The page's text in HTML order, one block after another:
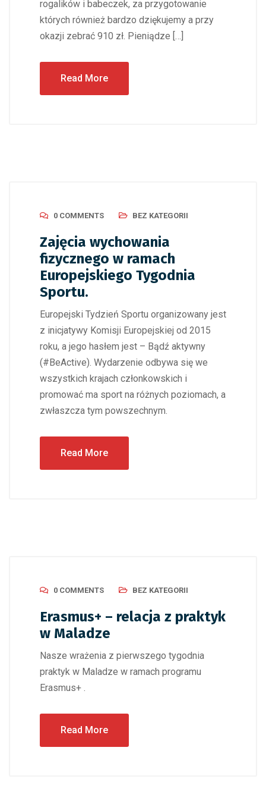
rogalików i babeczek, za przygotowanie
których również bardzo dziękujemy a przy
okazji zebrać 910 zł. Pieniądze […]
Read More
0 COMMENTS BEZ KATEGORII
Zajęcia wychowania
fizycznego w ramach
Europejskiego Tygodnia
Sportu.
Europejski Tydzień Sportu organizowany jest
z inicjatywy Komisji Europejskiej od 2015
roku, a jego hasłem jest – Bądź aktywny
(#BeActive). Wydarzenie odbywa się we
wszystkich krajach członkowskich i
promować ma sport na różnych poziomach, a
zwłaszcza tym powszechnym.
Read More
0 COMMENTS BEZ KATEGORII
Erasmus+ – relacja z praktyk
w Maladze
Nasze wrażenia z pierwszego tygodnia
praktyk w Maladze w ramach programu
Erasmus+ .
Read More